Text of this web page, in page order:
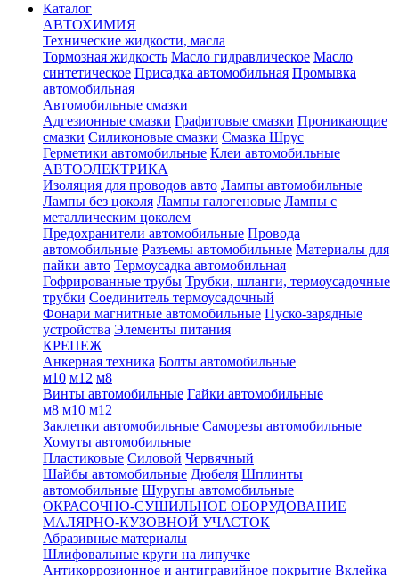
Каталог
АВТОХИМИЯ
Технические жидкости, масла
Тормозная жидкость Масло гидравлическое Масло
синтетическое Присадка автомобильная Промывка
автомобильная
Автомобильные смазки
Адгезионные смазки Графитовые смазки Проникающие
смазки Силиконовые смазки Смазка Шрус
Герметики автомобильные Клеи автомобильные
АВТОЭЛЕКТРИКА
Изоляция для проводов авто Лампы автомобильные
Лампы без цоколя Лампы галогеновые Лампы с
металлическим цоколем
Предохранители автомобильные Провода
автомобильные Разъемы автомобильные Материалы для
пайки авто Термоусадка автомобильная
Гофрированные трубы Трубки, шланги, термоусадочные
трубки Соединитель термоусадочный
Фонари магнитные автомобильные Пуско-зарядные
устройства Элементы питания
КРЕПЕЖ
Анкерная техника Болты автомобильные
м10 м12 м8
Винты автомобильные Гайки автомобильные
м8 м10 м12
Заклепки автомобильные Саморезы автомобильные
Хомуты автомобильные
Пластиковые Силовой Червячный
Шайбы автомобильные Дюбеля Шплинты
автомобильные Шурупы автомобильные
ОКРАСОЧНО-СУШИЛЬНОЕ ОБОРУДОВАНИЕ
МАЛЯРНО-КУЗОВНОЙ УЧАСТОК
Абразивные материалы
Шлифовальные круги на липучке
Антикоррозионное и антигравийное покрытие Вклейка